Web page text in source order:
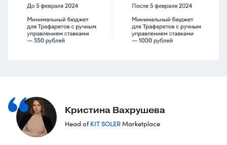
Кристина Вахрушева
Head ofKIT SOLERMarketplace